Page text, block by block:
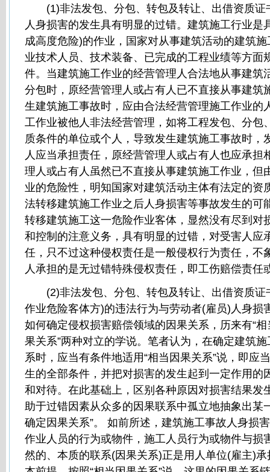
(1)非法发包、分包、转包及转让、出借资质证
人身损害的发生具有明显的过错。建筑施工行业是
成高度危险)的作业，国家对从事建筑活动的建筑
业技术人员、技术装备、已完成的工程业绩等方面
件。当建筑施工作业的经营管理人合法地从事建筑
分包时，原经营管理人或占有人已不直接从事建筑
生建筑施工事故时，应由合法经营管理施工作业的
工作业被他人非法经营管理，如将工程发包、分包
质条件的单位或个人，导致发生建筑施工事故时，
人应当承担责任，原经营管理人或占有人也应承担
理人或占有人虽然已不直接从事建筑施工作业，但
业的危险性，明知国家对建筑活动主体有法定的资
法转移建筑施工作业之后人身损害等事故发生的可
转移建筑施工这一危险作业客体，显然没有尽到对
和控制的注意义务，具有明显的过错，对受害人应
任，只不过这种侵权责任是一般侵权行为责任，不
人承担的是无过错特殊侵权责任，即工伤赔偿责任
(2)非法发包、分包、转包及转让、出借资质证
作业危险客体方)的违法行为与劳动者(雇员)人身损
如何确定侵权损害赔偿领域的因果关系，历来有“相
果关系”两种对立的学说。笔者认为，在确定建筑
系时，应当有条件地适用“相当因果关系”说，即应
生的全部条件，并把对损害的发生起到一定作用的
和对待。在此基础上，区别各种原因对损害结果发
助于过错因素从众多的因果联系中孤立地抽象出某
确定因果关系”。 如前所述，建筑施工事故人身损
作业人员的行为或物件，施工人员行为或物件与损
然的、本质的联系(因果关系)正是用人单位(雇主)